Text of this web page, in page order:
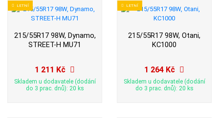
LETNÍ
215/55R17 98W, Dynamo,
STREET-H MU71
1 211 Kč
Skladem u dodavatele (dodání
do 3 prac. dnů): 20 ks
LETNÍ
215/55R17 98W, Otani,
KC1000
1 264 Kč
Skladem u dodavatele (dodání
do 3 prac. dnů): 20 ks